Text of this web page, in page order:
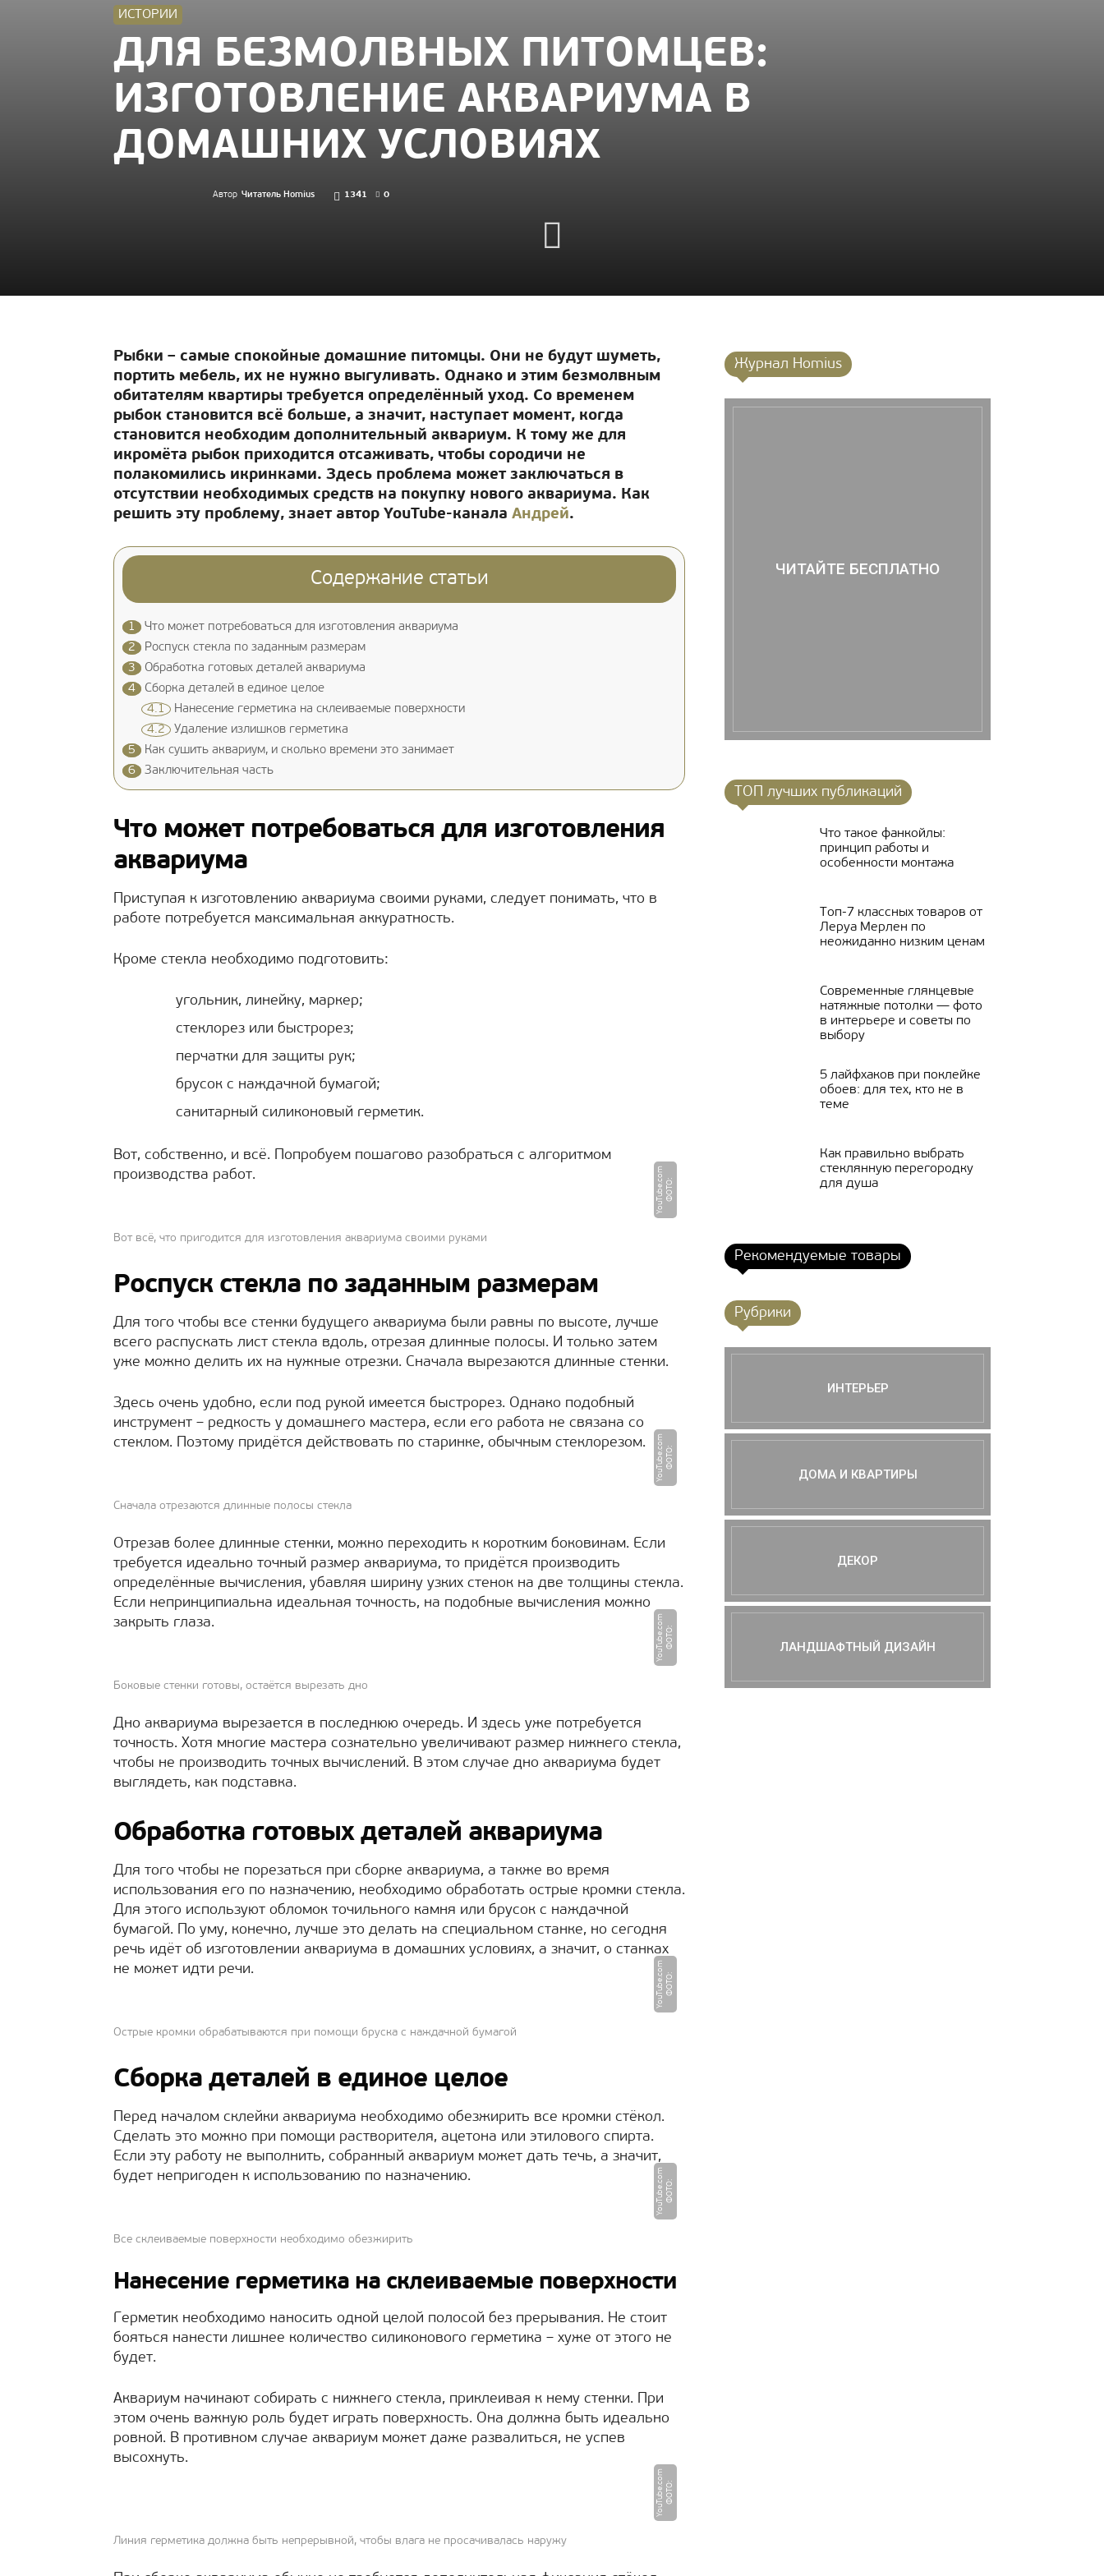
ИСТОРИИ
ДЛЯ БЕЗМОЛВНЫХ ПИТОМЦЕВ:
ИЗГОТОВЛЕНИЕ АКВАРИУМА В
ДОМАШНИХ УСЛОВИЯХ
Автор Читатель Homius 1341 0
Рыбки – самые спокойные домашние питомцы. Они не будут шуметь,
портить мебель, их не нужно выгуливать. Однако и этим безмолвным
обитателям квартиры требуется определённый уход. Со временем
рыбок становится всё больше, а значит, наступает момент, когда
становится необходим дополнительный аквариум. К тому же для
икромёта рыбок приходится отсаживать, чтобы сородичи не
полакомились икринками. Здесь проблема может заключаться в
отсутствии необходимых средств на покупку нового аквариума. Как
решить эту проблему, знает автор YouTube-канала Андрей.
Содержание статьи
1
Что может потребоваться для изготовления аквариума
2
Роспуск стекла по заданным размерам
3
Обработка готовых деталей аквариума
4
Сборка деталей в единое целое
4.1 Нанесение герметика на склеиваемые поверхности
4.2 Удаление излишков герметика
5
Как сушить аквариум, и сколько времени это занимает
6
Заключительная часть
Что может потребоваться для изготовления
аквариума
Приступая к изготовлению аквариума своими руками, следует понимать, что в
работе потребуется максимальная аккуратность.
Кроме стекла необходимо подготовить:
угольник, линейку, маркер;
стеклорез или быстрорез;
перчатки для защиты рук;
брусок с наждачной бумагой;
санитарный силиконовый герметик.
Вот, собственно, и всё. Попробуем пошагово разобраться с алгоритмом
производства работ.
Ф
О
Т
О
:
Y
o
u
T
u
b
e.
c
o
m
Вот всё, что пригодится для изготовления аквариума своими руками
Роспуск стекла по заданным размерам
Для того чтобы все стенки будущего аквариума были равны по высоте, лучше
всего распускать лист стекла вдоль, отрезая длинные полосы. И только затем
уже можно делить их на нужные отрезки. Сначала вырезаются длинные стенки.
Здесь очень удобно, если под рукой имеется быстрорез. Однако подобный
инструмент – редкость у домашнего мастера, если его работа не связана со
стеклом. Поэтому придётся действовать по старинке, обычным стеклорезом.
Ф
О
Т
О
:
Y
o
u
T
u
b
e.
c
o
m
Сначала отрезаются длинные полосы стекла
Отрезав более длинные стенки, можно переходить к коротким боковинам. Если
требуется идеально точный размер аквариума, то придётся производить
определённые вычисления, убавляя ширину узких стенок на две толщины стекла.
Если непринципиальна идеальная точность, на подобные вычисления можно
закрыть глаза.
Ф
О
Т
О
:
Y
o
u
T
u
b
e.
c
o
m
Боковые стенки готовы, остаётся вырезать дно
Дно аквариума вырезается в последнюю очередь. И здесь уже потребуется
точность. Хотя многие мастера сознательно увеличивают размер нижнего стекла,
чтобы не производить точных вычислений. В этом случае дно аквариума будет
выглядеть, как подставка.
Обработка готовых деталей аквариума
Для того чтобы не порезаться при сборке аквариума, а также во время
использования его по назначению, необходимо обработать острые кромки стекла.
Для этого используют обломок точильного камня или брусок с наждачной
бумагой. По уму, конечно, лучше это делать на специальном станке, но сегодня
речь идёт об изготовлении аквариума в домашних условиях, а значит, о станках
не может идти речи.
Ф
О
Т
О
:
Y
o
u
T
u
b
e.
c
o
m
Острые кромки обрабатываются при помощи бруска с наждачной бумагой
Сборка деталей в единое целое
Перед началом склейки аквариума необходимо обезжирить все кромки стёкол.
Сделать это можно при помощи растворителя, ацетона или этилового спирта.
Если эту работу не выполнить, собранный аквариум может дать течь, а значит,
будет непригоден к использованию по назначению.
Ф
О
Т
О
:
Y
o
u
T
u
b
e.
c
o
m
Все склеиваемые поверхности необходимо обезжирить
Нанесение герметика на склеиваемые поверхности
Герметик необходимо наносить одной целой полосой без прерывания. Не стоит
бояться нанести лишнее количество силиконового герметика – хуже от этого не
будет.
Аквариум начинают собирать с нижнего стекла, приклеивая к нему стенки. При
этом очень важную роль будет играть поверхность. Она должна быть идеально
ровной. В противном случае аквариум может даже развалиться, не успев
высохнуть.
Ф
О
Т
О
:
Y
o
u
T
u
b
e.
c
o
m
Линия герметика должна быть непрерывной, чтобы влага не просачивалась наружу
Журнал Homius
ЧИТАЙТЕ БЕСПЛАТНО
ТОП лучших публикаций
Что такое фанкойлы:
принцип работы и
особенности монтажа
Топ-7 классных товаров от
Леруа Мерлен по
неожиданно низким ценам
Современные глянцевые
натяжные потолки — фото
в интерьере и советы по
выбору
5 лайфхаков при поклейке
обоев: для тех, кто не в
теме
Как правильно выбрать
стеклянную перегородку
для душа
Рекомендуемые товары
Рубрики
ИНТЕРЬЕР
ДОМА И КВАРТИРЫ
ДЕКОР
ЛАНДШАФТНЫЙ ДИЗАЙН